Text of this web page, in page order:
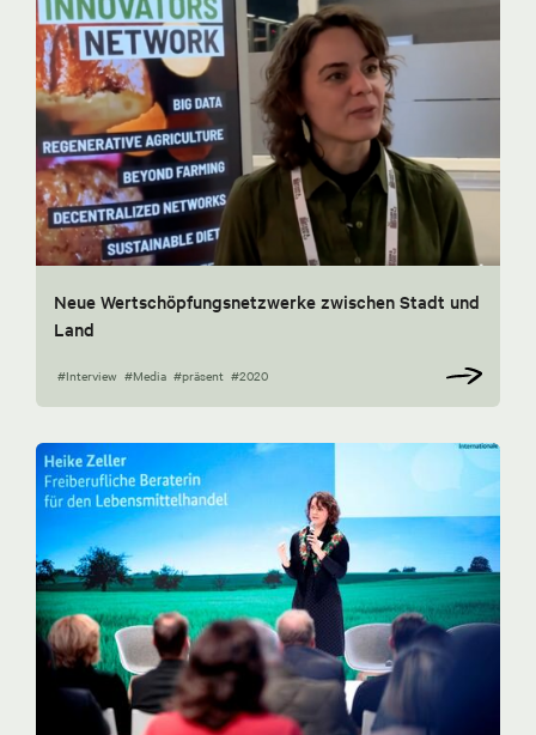
Neue Wertschöpfungsnetzwerke zwischen Stadt und
Land
#Interview #Media #präsent #2020